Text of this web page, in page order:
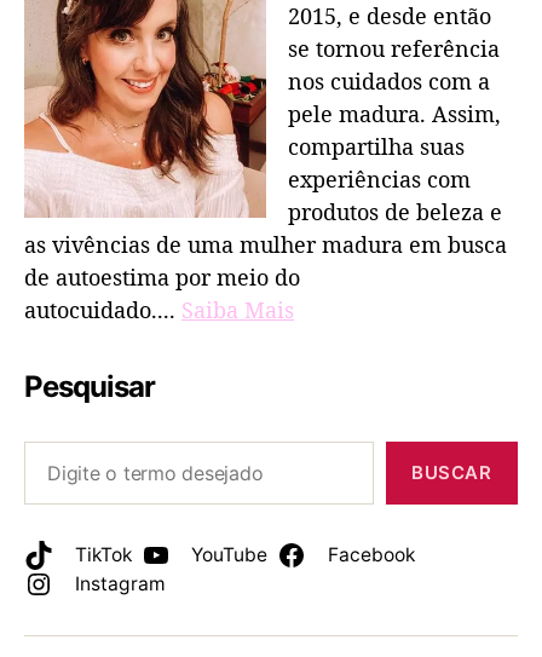
2015, e desde então
se tornou referência
nos cuidados com a
pele madura. Assim,
compartilha suas
experiências com
produtos de beleza e
as vivências de uma mulher madura em busca
de autoestima por meio do
autocuidado.... Saiba Mais
Pesquisar
BUSCAR
TikTok YouTube
Facebook
Instagram